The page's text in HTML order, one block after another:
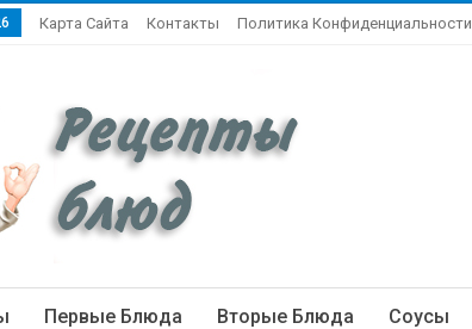
Карта Сайта Контакты Политика Конфиденциальности
Первые Блюда Вторые Блюда Соусы